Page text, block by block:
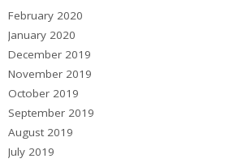
February 2020
January 2020
December 2019
November 2019
October 2019
September 2019
August 2019
July 2019